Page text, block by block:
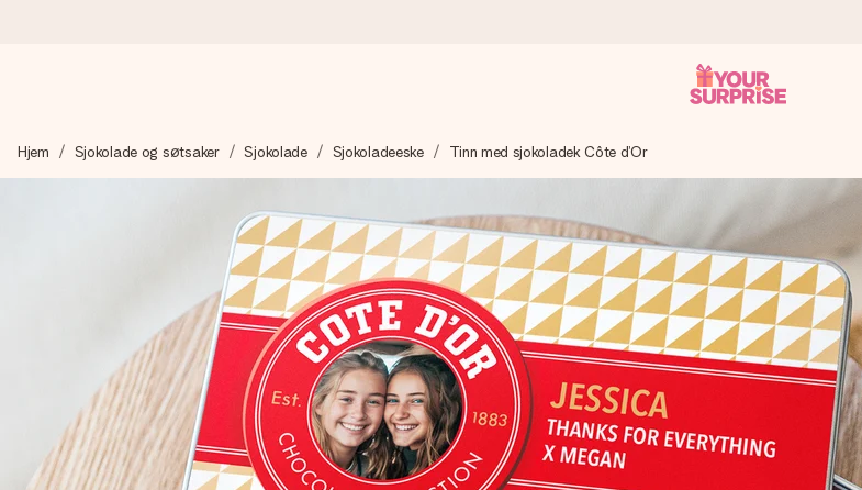
Vi lager dine gaver med omtanke og sender den avgårde så raskt som mulig - slik at du kan gi gaven i tide, når
4,5 (basert på +15 000 anmeldelser)
Gavene våre inspirerer. Kundene gir oss 4,5 på Google Reviews.
Gratis kort med hilsen
Lag noe unikt med bare noen få steg - med hennes navn, et bilde av dere eller en beskjed som virkelig berører
øyeblikket.
Hjem Sjokolade og søtsaker Sjokolade Sjokoladeeske Tinn med sjokoladek Côte d’Or